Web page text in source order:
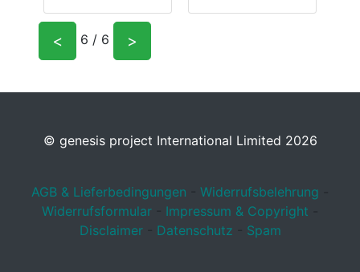
< 6 / 6 >
© genesis project International Limited 2026
AGB & Lieferbedingungen Widerrufsbelehrung
Widerrufsformular
Impressum & Copyright
Disclaimer- Datenschutz Spam